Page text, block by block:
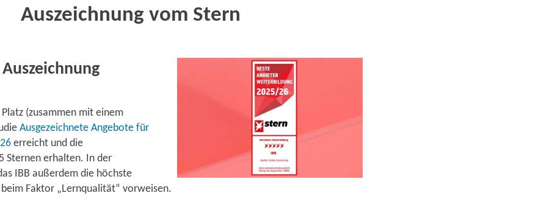
Auszeichnung vom Stern
(zusammen mit einem
Ausgezeichnete Angebote für
erreicht und die
Sternen erhalten. In der
IBB außerdem die höchste
beim Faktor „Lernqualität“ vorweisen.